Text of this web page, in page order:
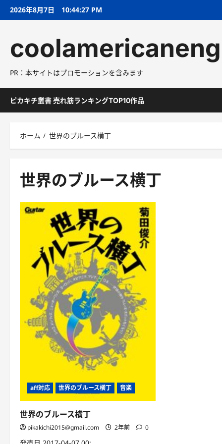
2026年8月7日 10:44:28 PM
PR：本サイトはプロモーションを含みます
ピカキチ叢書 売れ筋ランキングTOP10作品
ホーム 世界のブルース横丁
世界のブルース横丁
aff対応 世界のブルース横丁 音楽
世界のブルース横丁
pikakichi2015@gmail.com 2年前 0